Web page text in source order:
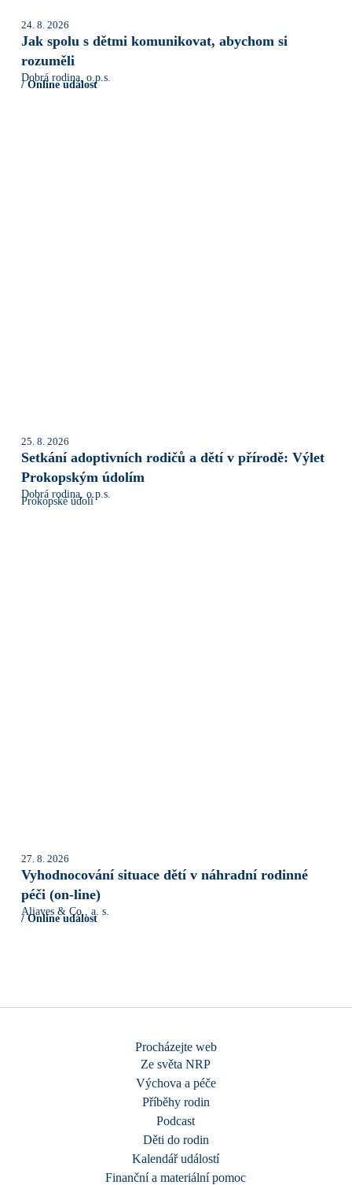
24. 8. 2026
Jak spolu s dětmi komunikovat, abychom si
rozuměli
Dobrá rodina, o.p.s.
/ Online událost
25. 8. 2026
Setkání adoptivních rodičů a dětí v přírodě: Výlet
Prokopským údolím
Dobrá rodina, o.p.s.
Prokopské údolí
27. 8. 2026
Vyhodnocování situace dětí v náhradní rodinné
péči (on-line)
Aliaves & Co., a. s.
/ Online událost
Procházejte web
Ze světa NRP
Výchova a péče
Příběhy rodin
Podcast
Děti do rodin
Kalendář událostí
Finanční a materiální pomoc